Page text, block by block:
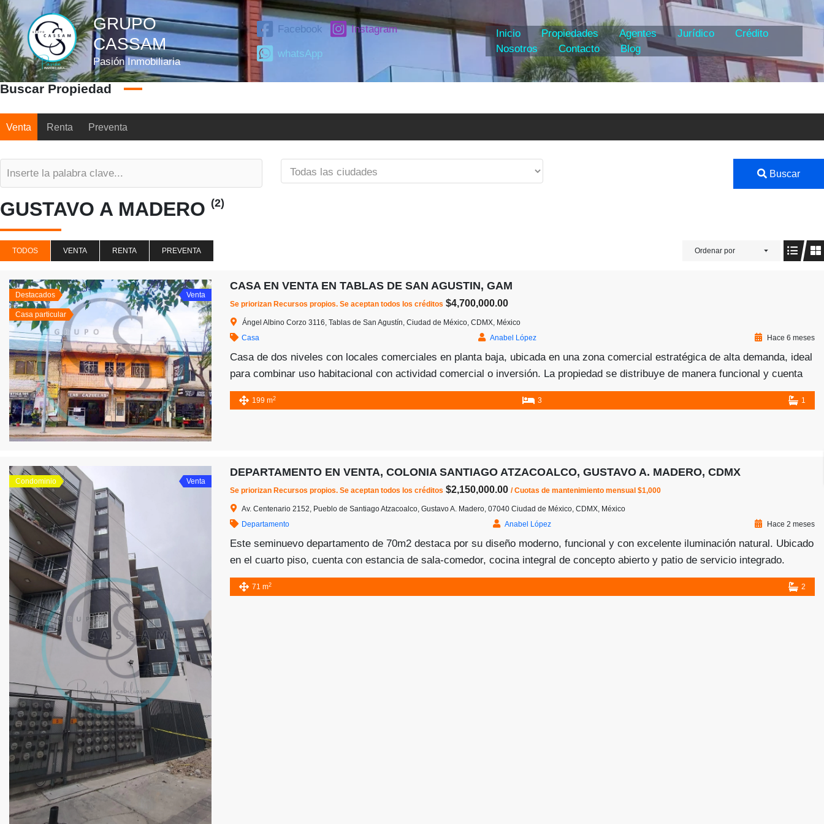
Ir
al
contenido
GRUPO
CASSAM
Pasión Inmobiliaria
Facebook Instagram
whatsApp
Inicio Propiedades Agentes Jurídico
Crédito
Nosotros
Contacto Blog
Buscar Propiedad
Venta Renta Preventa
Buscar
GUSTAVO A MADERO (2)
TODOS VENTA RENTA PREVENTA Ordenar por
Destacados
Casa particular
Venta
CASA EN VENTA EN TABLAS DE SAN AGUSTIN, GAM
Se priorizan Recursos propios. Se aceptan todos los créditos $4,700,000.00
Ángel Albino Corzo 3116, Tablas de San Agustín, Ciudad de México, CDMX, México
Casa
Anabel López Hace 6 meses
Casa de dos niveles con locales comerciales en planta baja, ubicada en una zona comercial estratégica de alta demanda, ideal
para combinar uso habitacional con actividad comercial o inversión. La propiedad se distribuye de manera funcional y cuenta
con tres recámaras, un baño completo, sala, comedor, cocina, patio y azotea. De igual manera, en la […]
199 m2 3 1
Condominio Venta
DEPARTAMENTO EN VENTA, COLONIA SANTIAGO ATZACOALCO, GUSTAVO A. MADERO, CDMX
Se priorizan Recursos propios. Se aceptan todos los créditos $2,150,000.00 / Cuotas de mantenimiento mensual $1,000
Av. Centenario 2152, Pueblo de Santiago Atzacoalco, Gustavo A. Madero, 07040 Ciudad de México, CDMX, México
Departamento
Anabel López Hace 2 meses
Este seminuevo departamento de 70m2 destaca por su diseño moderno, funcional y con excelente iluminación natural. Ubicado
en el cuarto piso, cuenta con estancia de sala-comedor, cocina integral de concepto abierto y patio de servicio integrado.
Dispone de dos recámaras (la principal con baño privado), un segundo baño completo y un cajón de estacionamiento
escriturado. El […]
71 m2 2